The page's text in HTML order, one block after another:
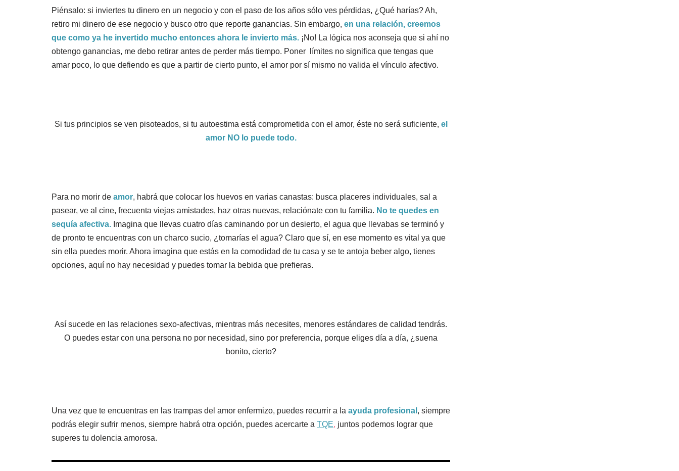
Piénsalo: si inviertes tu dinero en un negocio y con el paso de los años sólo ves pérdidas, ¿Qué harías? Ah,
retiro mi dinero de ese negocio y busco otro que reporte ganancias. Sin embargo, en una relación, creemos
que como ya he invertido mucho entonces ahora le invierto más. ¡No! La lógica nos aconseja que si ahí no
obtengo ganancias, me debo retirar antes de perder más tiempo. Poner límites no significa que tengas que
amar poco, lo que defiendo es que a partir de cierto punto, el amor por sí mismo no valida el vínculo afectivo.
Si tus principios se ven pisoteados, si tu autoestima está comprometida con el amor, éste no será suficiente, el
amor NO lo puede todo.
Para no morir de amor, habrá que colocar los huevos en varias canastas: busca placeres individuales, sal a
pasear, ve al cine, frecuenta viejas amistades, haz otras nuevas, relaciónate con tu familia. No te quedes en
sequía afectiva. Imagina que llevas cuatro días caminando por un desierto, el agua que llevabas se terminó y
de pronto te encuentras con un charco sucio, ¿tomarías el agua? Claro que sí, en ese momento es vital ya que
sin ella puedes morir. Ahora imagina que estás en la comodidad de tu casa y se te antoja beber algo, tienes
opciones, aquí no hay necesidad y puedes tomar la bebida que prefieras.
Así sucede en las relaciones sexo-afectivas, mientras más necesites, menores estándares de calidad tendrás.
O puedes estar con una persona no por necesidad, sino por preferencia, porque eliges día a día, ¿suena
bonito, cierto?
Una vez que te encuentras en las trampas del amor enfermizo, puedes recurrir a la ayuda profesional , siempre
podrás elegir sufrir menos, siempre habrá otra opción, puedes acercarte a TQE, juntos podemos lograr que
superes tu dolencia amorosa.